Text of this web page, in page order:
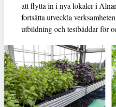
att flytta in i nya lokaler i
fortsätta utveckla
utbildning och testbäddar för